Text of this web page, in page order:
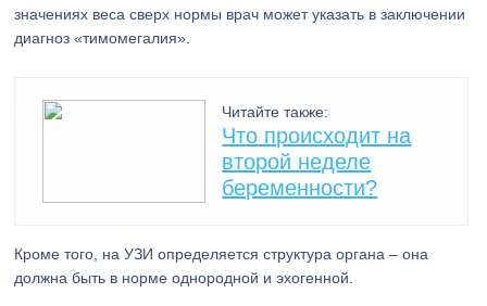
значениях веса сверх нормы врач может указать в заключении
диагноз «тимомегалия».
Читайте также:
Что происходит на
второй неделе
беременности?
Кроме того, на УЗИ определяется структура органа – она
должна быть в норме однородной и эхогенной.